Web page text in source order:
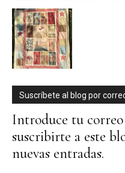
Suscríbete al blog por
Introduce tu
suscribirte a este
nuevas entradas.